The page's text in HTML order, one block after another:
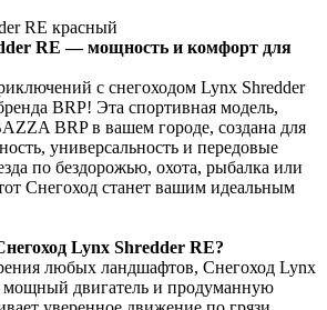
RE красный
RE — мощность и комфорт для
с снегоходом Lynx Shredder
BRP! Эта спортивная модель,
BRP в вашем городе, создана для
универсальность и передовые
по бездорожью, охота, рыбалка или
Снегоход станет вашим идеальным
Lynx Shredder RE?
любых ландшафтов, Снегоход Lynx
мощный двигатель и продуманную